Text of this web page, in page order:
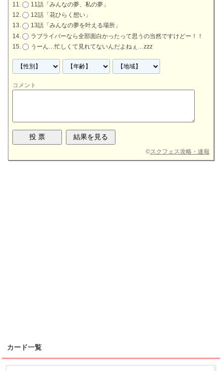
11話「みんなの夢、私の夢」
12話「花ひらく想い」
13話「みんなの夢を叶える場所」
ラブライバーなら全部面白かったって思うの当然ですけどー！！
うーん…忙しくて見れてないんだよねぇ…zzz
コメント
©スクフェス攻略・速報
カード一覧